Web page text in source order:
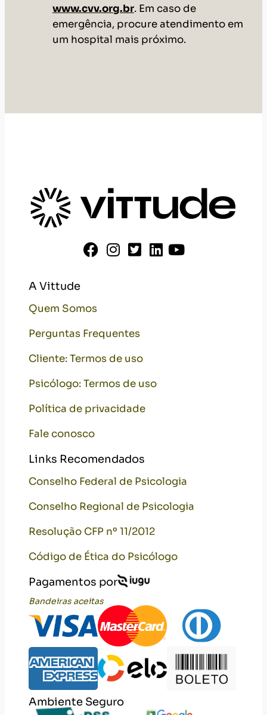
www.cvv.org.br. Em caso de
emergência, procure atendimento em
um hospital mais próximo.
A Vittude
Quem Somos
Perguntas Frequentes
Cliente: Termos de uso
Psicólogo: Termos de uso
Política de privacidade
Fale conosco
Links Recomendados
Conselho Federal de Psicologia
Conselho Regional de Psicologia
Resolução CFP nº 11/2012
Código de Ética do Psicólogo
Pagamentos por
Bandeiras aceitas
Ambiente Seguro